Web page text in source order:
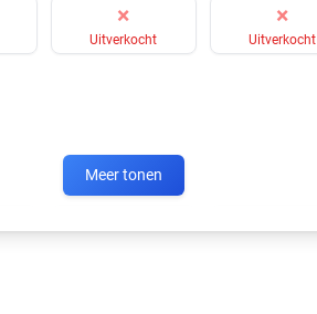
×
Uitverkocht
×
Uitverkocht
Meer tonen